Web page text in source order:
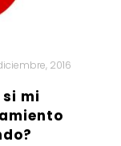
2016
mi